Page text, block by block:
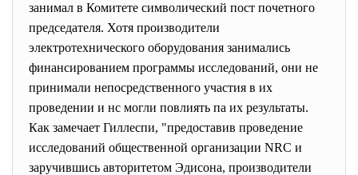
занимал в Комитете символический пост почетного
председателя. Хотя производители
электротехнического оборудования занимались
финансированием программы исследований, они не
принимали непосредственного участия в их
проведении и нс могли повлиять па их результаты.
Как замечает Гиллеспи, "предоставив проведение
исследований общественной организации NRC и
заручившись авторитетом Эдисона, производители